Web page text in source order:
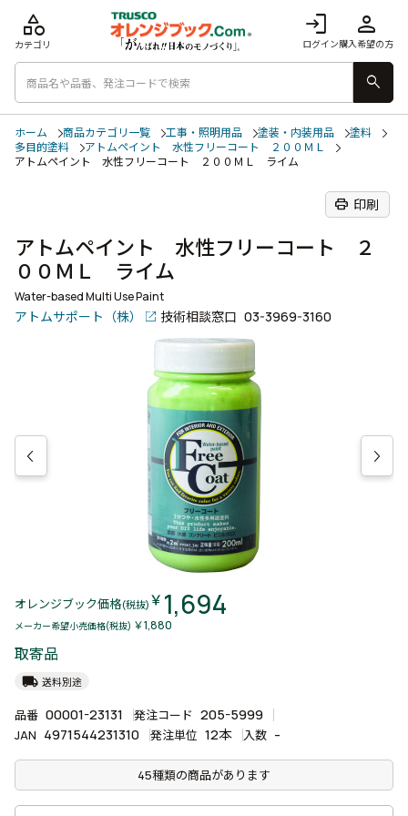
login
ログイン
person
購入希望の方
category
カテゴリ
search
ホーム 商品カテゴリ一覧 工事・照明用品 塗装・内装用品
塗料
多目的塗料
アトムペイント 水性フリーコート ２００ＭＬ
アトムペイント 水性フリーコート ２００ＭＬ ライム
print 印刷
アトムペイント 水性フリーコート ２
００ＭＬ ライム
Water-based Multi Use Paint
アトムサポート（株） 技術相談窓口 03-3969-3160
オレンジブック価格(税抜) ￥ 1,694
メーカー希望小売価格(税抜) ￥1,880
取寄品
local_shipping 送料別途
品番 00001-23131 発注コード 205-5999
JAN 4971544231310 発注単位 12本 入数 -
45種類の商品があります